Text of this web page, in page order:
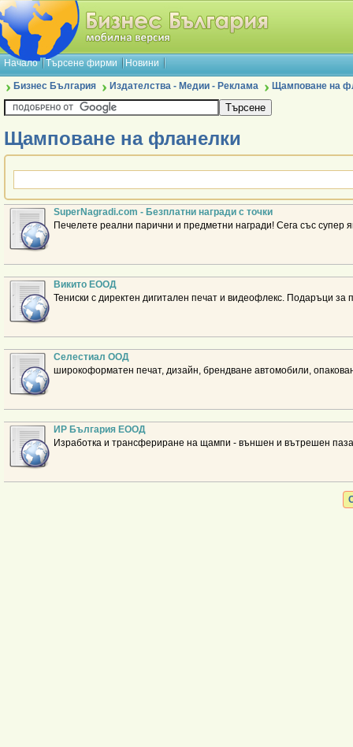
Начало Търсене фирми Новини
Бизнес България Издателства - Медии - Реклама Щамповане на
Щамповане на фланелки
SuperNagradi.com - Безплатни награди с точки
Печелете реални парични и предметни награди! Сега със супер
Викито ЕООД
Тениски с директен дигитален печат и видеофлекс. Подаръци за
Селестиал ООД
широкоформатен печат, дизайн, брендване автомобили,
ИР България ЕООД
Изработка и трансфериране на щампи - външен и вътрешен